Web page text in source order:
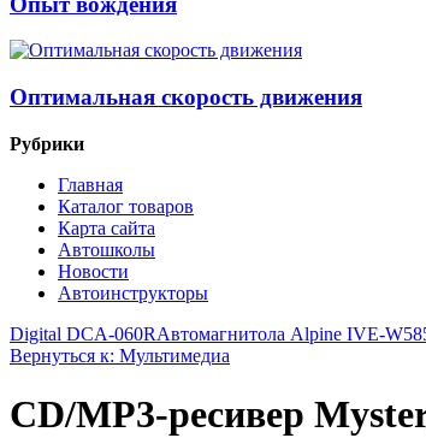
Оптимальная скорость движения
Рубрики
Главная
Каталог товаров
Карта сайта
Автошколы
Новости
Автоинструкторы
Digital DCA-060RАвтомагнитола Alpine IVE-
Вернуться к: Мультимедиа
CD/MP3-ресивер